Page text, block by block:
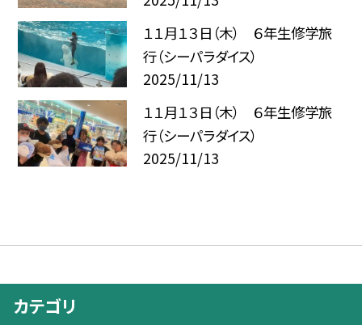
１１月１３日（木） ６年生修学旅
行（シーパラダイス）
2025/11/13
１１月１３日（木） ６年生修学旅
行（シーパラダイス）
2025/11/13
カテゴリ